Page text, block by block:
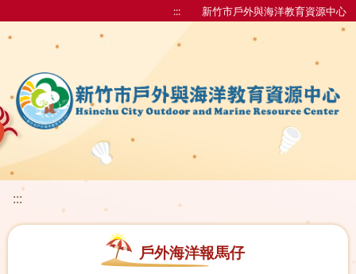
::: 新竹市戶外與海洋教育資源中心
:::
戶外海洋報馬仔